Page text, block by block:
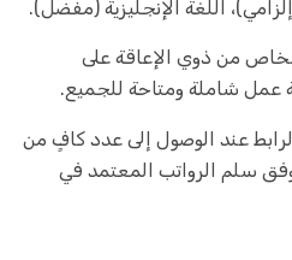
اللغة الإنجليزية (مفضل).
من ذوي الإعاقة على
عمل شاملة ومتاحة للجميع.
عند الوصول إلى عدد كافٍ من
وفق سلم الرواتب المعتمد في